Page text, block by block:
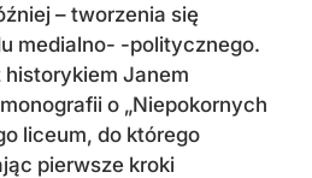
– tworzenia się
medialno- -politycznego.
historykiem Janem
o „Niepokornych
liceum, do którego
pierwsze kroki